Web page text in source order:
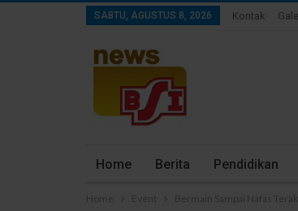
SABTU, AGUSTUS 8, 2026 Kontak
Home Berita Pendidikan
Home Event Bermain Sampai Nafas